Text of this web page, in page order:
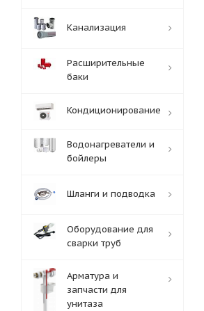
Канализация
Расширительные
баки
Кондиционирование
Водонагреватели и
бойлеры
Шланги и подводка
Оборудование для
сварки труб
Арматура и
запчасти для
унитаза